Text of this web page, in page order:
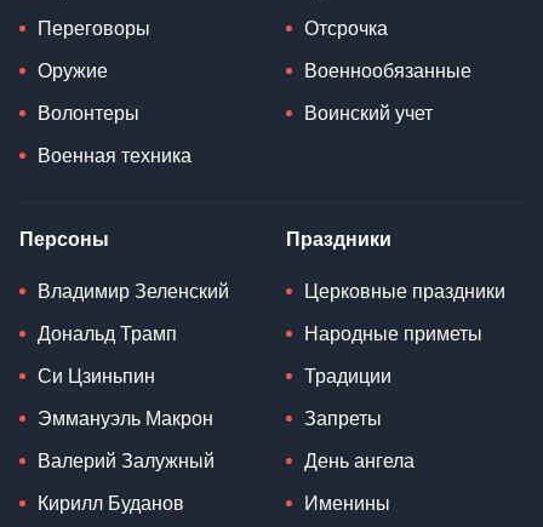
Переговоры
Оружие
Волонтеры
Военная техника
Отсрочка
Военнообязанные
Воинский учет
Персоны
Владимир Зеленский
Дональд Трамп
Си Цзиньпин
Эммануэль Макрон
Валерий Залужный
Кирилл Буданов
Праздники
Церковные праздники
Народные приметы
Традиции
Запреты
День ангела
Именины